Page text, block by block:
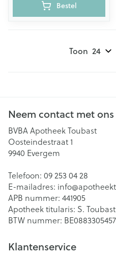
Bestel
Toon
Neem contact met
BVBA Apotheek Toubast
Oosteindestraat 1
9940 Evergem
Telefoon: 09 253 04 28
E-mailadres: info@
APB nummer: 441905
Apotheek titularis: S. Toubast
BTW nummer: BE0883305457
Klantenservice